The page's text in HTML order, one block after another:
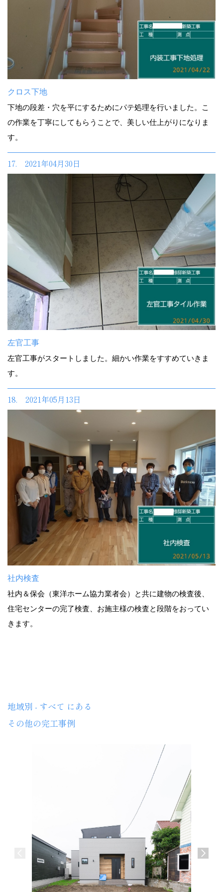
クロス下地
下地の段差・穴を平にするためにパテ処理を行いました。こ
の作業を丁寧にしてもらうことで、美しい仕上がりになりま
す。
17. 2021年04月30日
左官工事
左官工事がスタートしました。細かい作業をすすめていきま
す。
18. 2021年05月13日
社内検査
社内＆保会（東洋ホーム協力業者会）と共に建物の検査後、
住宅センターの完了検査、お施主様の検査と段階をおってい
きます。
地域別 - すべて にある
その他の完工事例
介護施